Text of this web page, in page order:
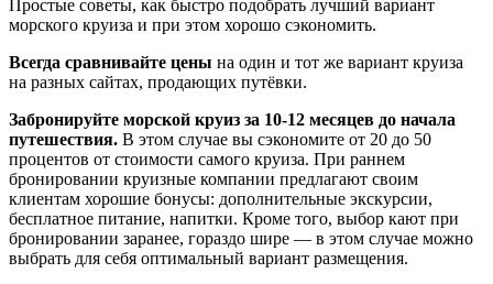
Простые советы, как быстро подобрать лучший вариант
морского круиза и при этом хорошо сэкономить.
Всегда сравнивайте цены на один и тот же вариант круиза
на разных сайтах, продающих путёвки.
Забронируйте морской круиз за 10-12 месяцев до начала
путешествия. В этом случае вы сэкономите от 20 до 50
процентов от стоимости самого круиза. При раннем
бронировании круизные компании предлагают своим
клиентам хорошие бонусы: дополнительные экскурсии,
бесплатное питание, напитки. Кроме того, выбор кают при
бронировании заранее, гораздо шире — в этом случае можно
выбрать для себя оптимальный вариант размещения.